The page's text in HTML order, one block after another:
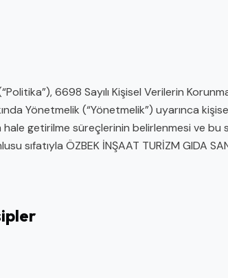
6698 Sayılı Kişisel Verilerin
Yönetmelik (“Yönetmelik”) uyarınca
getirilme süreçlerinin belirlenmesi ve
sıfatıyla ÖZBEK İNŞAAT TURİZM GIDA